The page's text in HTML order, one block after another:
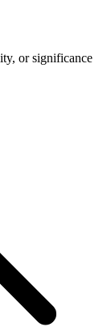
or significance